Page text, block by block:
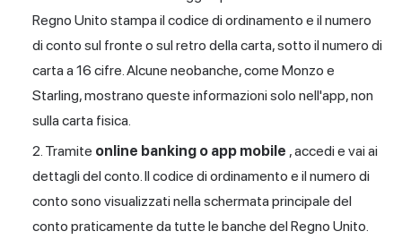
Regno Unito stampa il codice di ordinamento e il numero
di conto sul fronte o sul retro della carta, sotto il numero di
carta a 16 cifre. Alcune neobanche, come Monzo e
Starling, mostrano queste informazioni solo nell'app, non
sulla carta fisica.
Tramite online banking o app mobile , accedi e vai ai
dettagli del conto. Il codice di ordinamento e il numero di
conto sono visualizzati nella schermata principale del
conto praticamente da tutte le banche del Regno Unito.